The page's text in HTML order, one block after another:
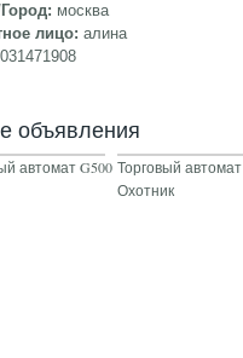
москва
лицо:алина
объявления
автомат G500 Торговый автомат
Охотник